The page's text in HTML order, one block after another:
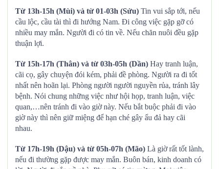
Từ 13h-15h (Mùi) và từ 01-03h (Sửu) Tin vui sắp tới, nếu
cầu lộc, cầu tài thì đi hướng Nam. Đi công việc gặp gỡ có
nhiều may mắn. Người đi có tin về. Nếu chăn nuôi đều gặp
thuận lợi.
Từ 15h-17h (Thân) và từ 03h-05h (Dần) Hay tranh luận,
cãi cọ, gây chuyện đói kém, phải đề phòng. Người ra đi tốt
nhất nên hoãn lại. Phòng người người nguyền rủa, tránh lây
bệnh. Nói chung những việc như hội họp, tranh luận, việc
quan,…nên tránh đi vào giờ này. Nếu bắt buộc phải đi vào
giờ này thì nên giữ miệng để hạn ché gây ẩu đả hay cãi
nhau.
Từ 17h-19h (Dậu) và từ 05h-07h (Mão) Là giờ rất tốt lành,
nếu đi thường gặp được may mắn. Buôn bán, kinh doanh có